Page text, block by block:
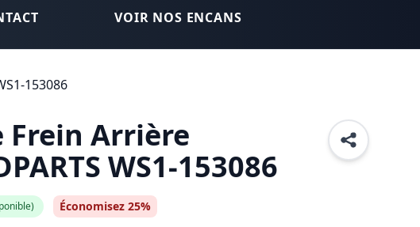
VOIR NOS ENCANS
153086
Frein Arrière
WS1-153086
Économisez 25%